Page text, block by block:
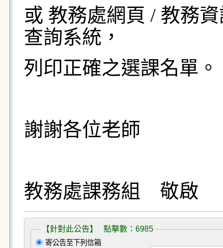
或 教務處網頁/ 教務
查詢系統，
列印正確之選課名單。
謝謝各位老師
教務處課務組 敬啟
【針對此公告】 點擊數：6985
寄公告至下列信箱